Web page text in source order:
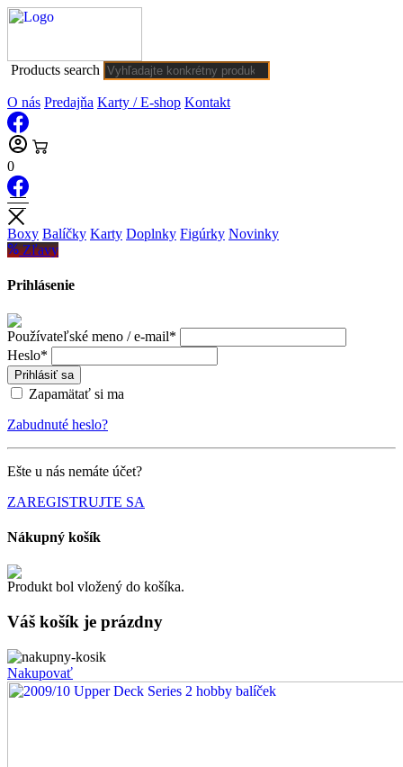
Products search
O nás Predajňa Karty / E-shop Kontakt
0
Boxy Balíčky Karty Doplnky Figúrky Novinky
Zľavy
Prihlásenie
Používateľské meno / e-mail*
Heslo*
Prihlásiť sa
Zapamätať si ma
Zabudnuté heslo?
Ešte u nás nemáte účet?
ZAREGISTRUJTE SA
Nákupný košík
Produkt bol vložený do košíka.
Váš košík je prázdny
Nakupovať